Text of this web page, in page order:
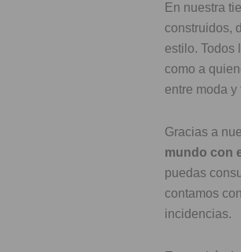
En nuestra
construidos,
estilo. Todos
como a
entre moda
Gracias a
mundo con
puedas
contamos
incidencias.